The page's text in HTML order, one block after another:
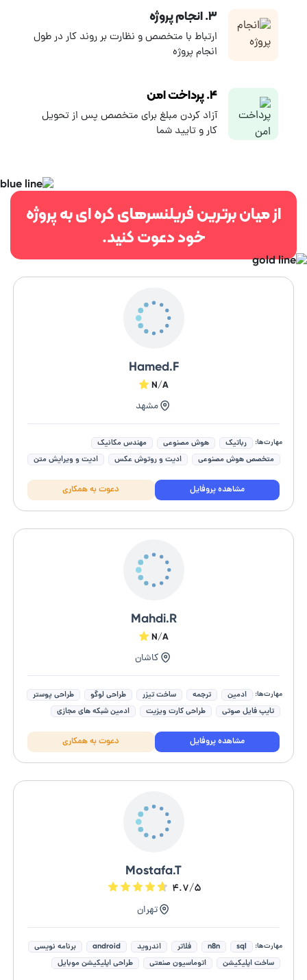
۳. انجام پروژه
ارتباط با متخصص و نظارت بر روند کار در طول
انجام پروژه
۴. پرداخت امن
آزاد کردن مبلغ برای متخصص پس از تحویل
کار و تایید شما
از میان برترین فریلنسرهای کره ای به پروژه
خود دعوت کنید.
Hamed.F
N/A
مشهد
مهارت‌ها: رباتیک هوش مصنوعی
مهندس مکانیک
متخصص هوش مصنوعی
ادیت و روتوش عکس
ادیت و ویرایش متن
مشاهده پروفایل دعوت به همکاری
Mahdi.R
N/A
کاشان
مهارت‌ها: ادمین ترجمه ساخت تیزر طراحی لوگو
طراحی پوستر
تایپ فایل صوتی
طراحی کارت ویزیت
ادمین شبکه های مجازی
مشاهده پروفایل دعوت به همکاری
Mostafa.T
۴.۷/۵
تهران
مهارت‌ها: sql
n8n فلاتر اندروید android
برنامه نویسی
ساخت اپلیکیشن
اتوماسیون صنعتی طراحی اپلیکیشن موبایل